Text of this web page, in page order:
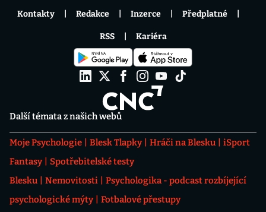
Další témata z našich webů
Moje Psychologie Blesk Tlapky Hráči na Blesku
iSport
Fantasy
Spotřebitelské testy
Blesku
Nemovitosti
Psychologika - podcast rozbíjející
psychologické mýty
Fotbalové přestupy
Kontakty Redakce Inzerce Předplatné
RSS Kariéra